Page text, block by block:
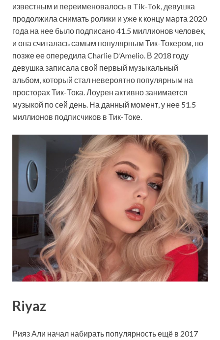
известным и переименовалось в Tik-Tok, девушка
продолжила снимать ролики и уже к концу марта 2020
года на нее было подписано 41.5 миллионов человек,
и она считалась самым популярным Тик-Токером, но
позже ее опередила Charlie D’Amelio. В 2018 году
девушка записала свой первый музыкальный
альбом, который стал невероятно популярным на
просторах Тик-Тока. Лоурен активно занимается
музыкой по сей день. На данный момент, у нее 51.5
миллионов подписчиков в Тик-Токе.
Riyaz
Рияз Али начал набирать популярность ещё в 2017